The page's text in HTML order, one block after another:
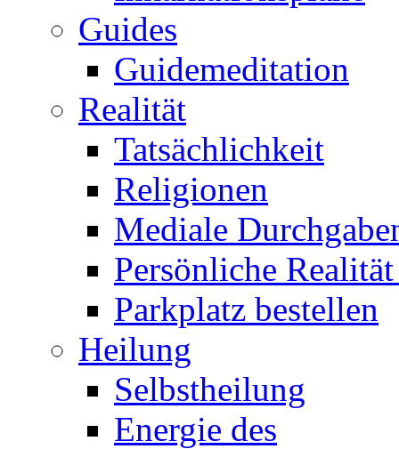
Guides
Guidemeditation
Realität
Tatsächlichkeit
Religionen
Mediale
Persönliche
Parkplatz bestellen
Heilung
Selbstheilung
Energie des